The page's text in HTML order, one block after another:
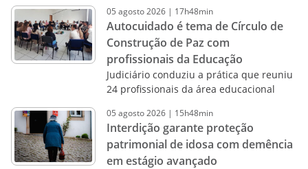
05 agosto2026 | 17h48min
Autocuidado é tema de Círculo de
Construção de Paz com
profissionais da Educação
Judiciário conduziu a prática que reuniu
24 profissionais da área educacional
05 agosto2026 | 15h48min
Interdição garante proteção
patrimonial de idosa com demência
em estágio avançado